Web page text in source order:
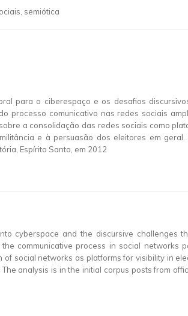
semiótica
para o ciberespaço e os desafios
processo comunicativo nas redes sociais
a consolidação das redes sociais como
e à persuasão dos eleitores em
Espírito Santo, em 2012
cyberspace and the discursive challenges
communicative process in social networks
social networks as platforms for visibility in
analysis is in the initial corpus posts from